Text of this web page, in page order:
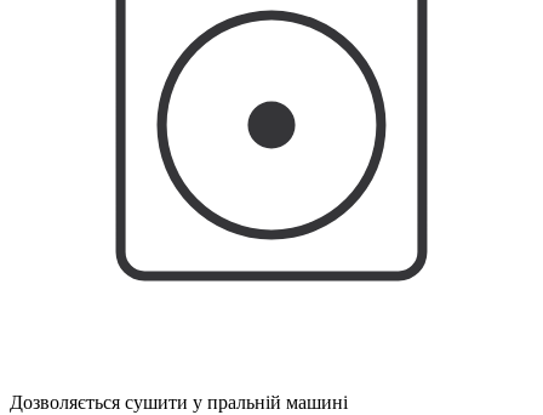
Дозволяється сушити у пральній машині